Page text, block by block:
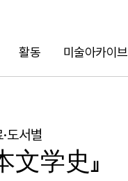
활동 미술아카이브
도서별
文学史』